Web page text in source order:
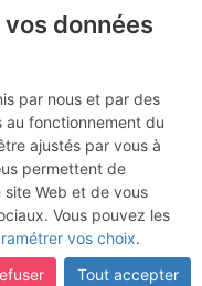
-
-
données
par nous et par des
au fonctionnement du
ajustés par vous à
permettent de
Web et de vous
Vous pouvez les
vos choix.
Tout accepter